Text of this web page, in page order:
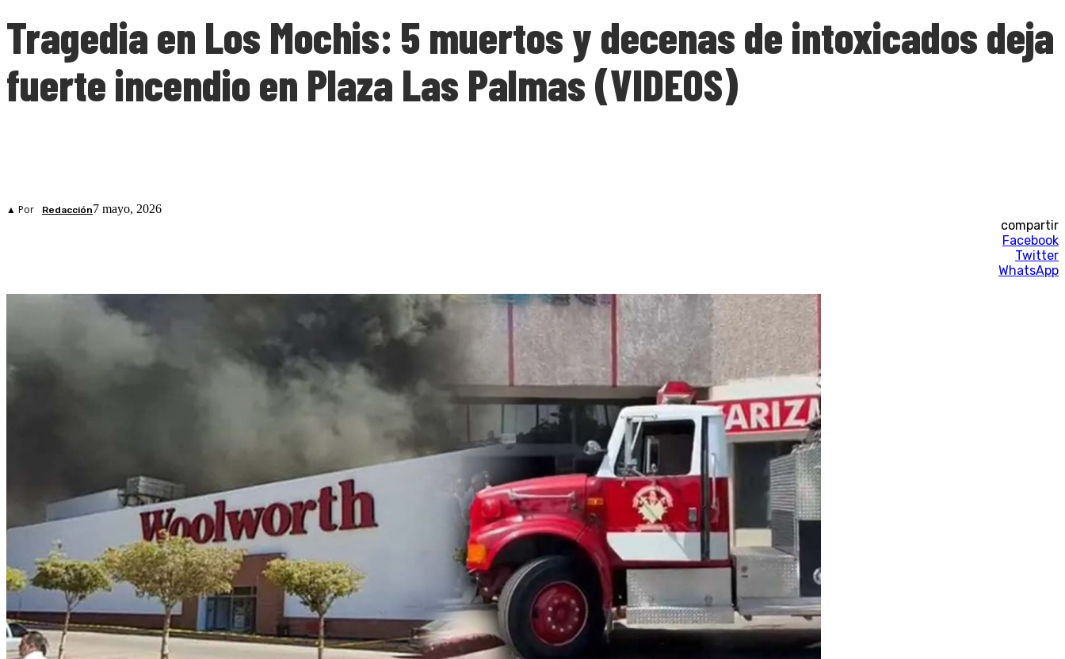
Tragedia en Los Mochis: 5 muertos y decenas de intoxicados deja
fuerte incendio en Plaza Las Palmas (VIDEOS)
▲ Por Redacción7 mayo, 2026
compartir
Facebook
Twitter
WhatsApp